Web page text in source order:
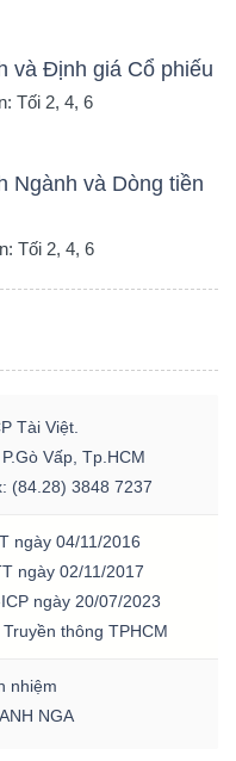
và Định giá Cổ phiếu
Tối 2, 4, 6
Ngành và Dòng tiền
Tối 2, 4, 6
Tài Việt.
Vấp, Tp.HCM
(84.28) 3848 7237
ngày 04/11/2016
ngày 02/11/2017
ngày 20/07/2023
thông TPHCM
nhiệm
NGA